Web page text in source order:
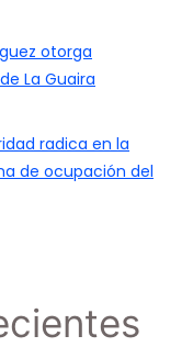
otorga
La Guaira
radica en la
de ocupación del